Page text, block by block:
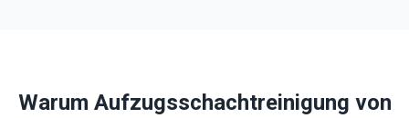
Warum Aufzugsschachtreinigung von